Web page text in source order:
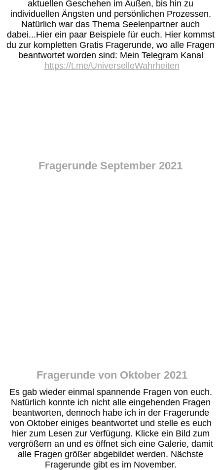
aktuellen Geschehen im Außen, bis hin zu
individuellen Ängsten und persönlichen Prozessen.
Natürlich war das Thema Seelenpartner auch
dabei...Hier ein paar Beispiele für euch. Hier kommst
du zur kompletten Gratis Fragerunde, wo alle Fragen
beantwortet worden sind: Mein Telegram Kanal
https://t.me/UniverselleWahrheiten
Fragerunde September 2021
Fragerunde von Oktober 2021
Es gab wieder einmal spannende Fragen von euch.
Natürlich konnte ich nicht alle eingehenden Fragen
beantworten, dennoch habe ich in der Fragerunde
von Oktober einiges beantwortet und stelle es euch
hier zum Lesen zur Verfügung. Klicke ein Bild zum
vergrößern an und es öffnet sich eine Galerie, damit
alle Fragen größer abgebildet werden. Nächste
Fragerunde gibt es im November.